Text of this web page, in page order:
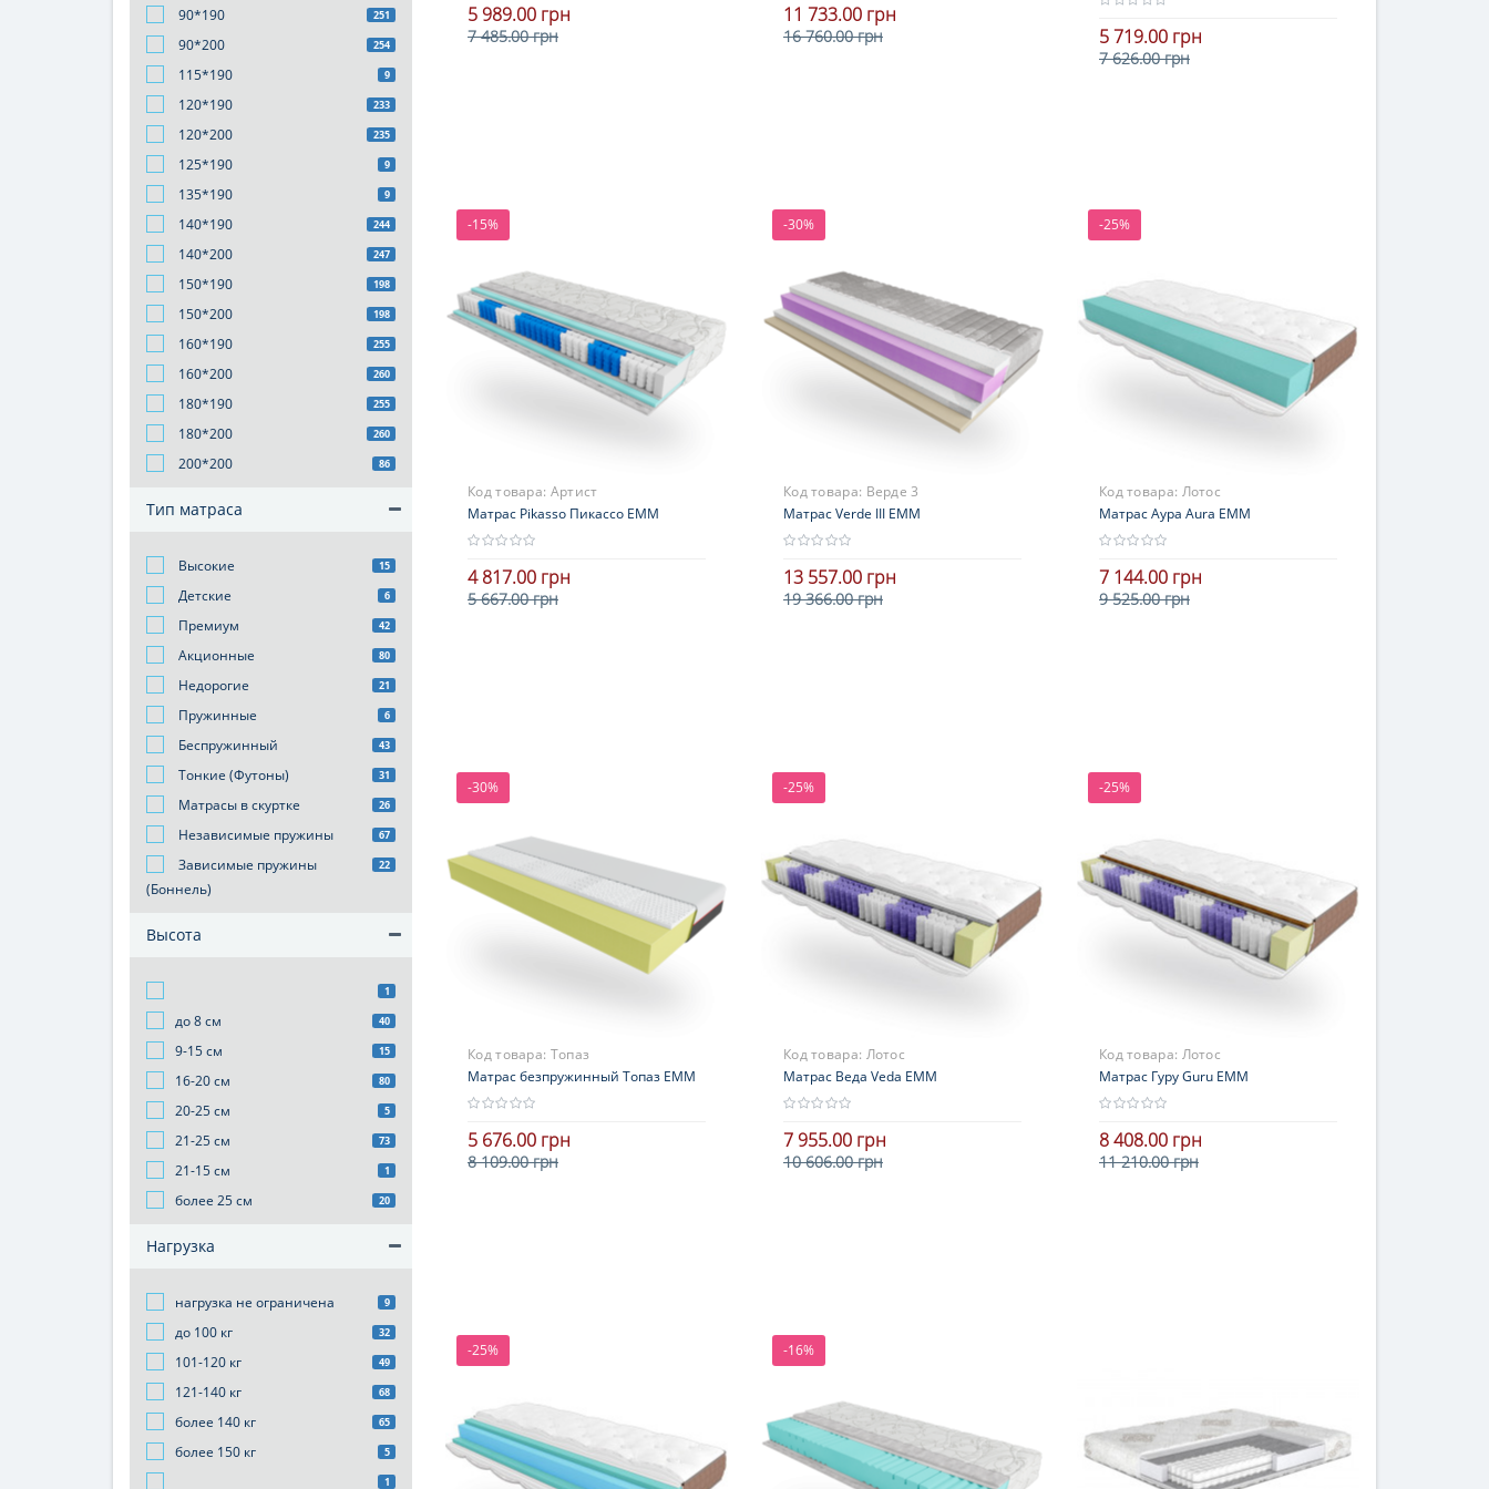
90*190 251
90*200 254
115*190 9
120*190 233
120*200 235
125*190 9
135*190 9
140*190 244
140*200 247
150*190 198
150*200 198
160*190 255
160*200 260
180*190 255
180*200 260
200*200 86
Тип матраса
Высокие 15
Детские 6
Премиум 42
Акционные 80
Недорогие 21
Пружинные 6
Беспружинный 43
Тонкие (Футоны) 31
Матрасы в скуртке 26
Независимые пружины 67
Зависимые пружины
(Боннель)
22
Высота
1
до 8 см 40
9-15 см 15
16-20 см 80
20-25 см 5
21-25 см 73
21-15 см 1
более 25 см 20
Нагрузка
нагрузка не ограничена 9
до 100 кг 32
101-120 кг 49
121-140 кг 68
более 140 кг 65
более 150 кг 5
1
5 989.00 грн
7 485.00 грн
11 733.00 грн
16 760.00 грн
5 719.00 грн
7 626.00 грн
-15%
Код товара: Артист
Матрас Pikasso Пикассо ЕММ
4 817.00 грн
5 667.00 грн
-30%
Код товара: Верде 3
Матрас Verde III ЕММ
13 557.00 грн
19 366.00 грн
-25%
Код товара: Лотос
Матрас Аура Aura ЕММ
7 144.00 грн
9 525.00 грн
-30%
Код товара: Топаз
Матрас безпружинный Топаз ЕММ
5 676.00 грн
8 109.00 грн
-25%
Код товара: Лотос
Матрас Веда Veda ЕММ
7 955.00 грн
10 606.00 грн
-25%
Код товара: Лотос
Матрас Гуру Guru ЕММ
8 408.00 грн
11 210.00 грн
-25% -16%